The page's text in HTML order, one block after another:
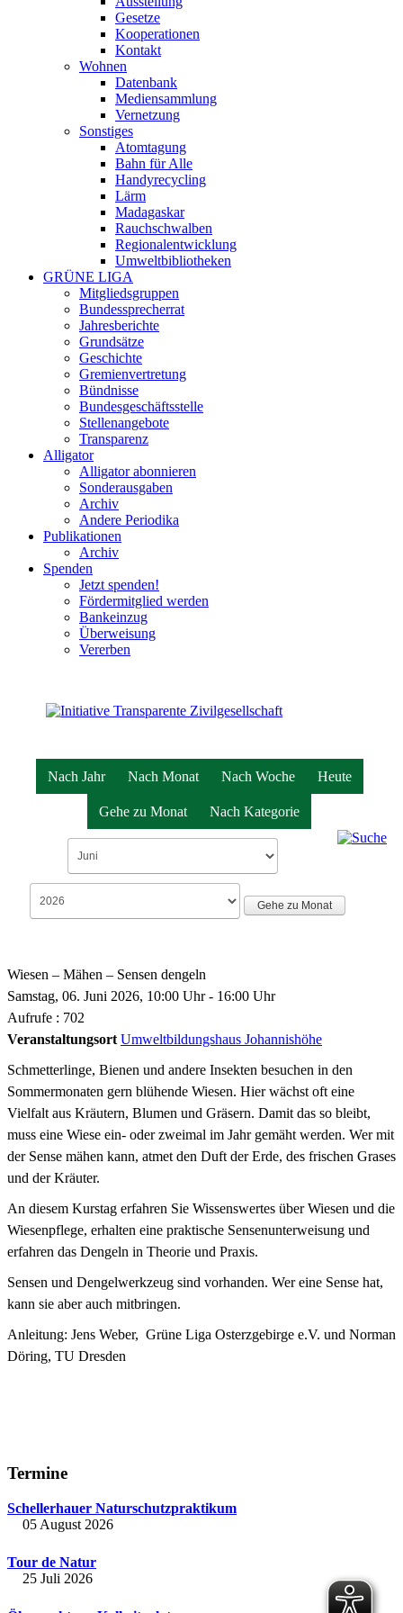
Gesetze
Kooperationen
Kontakt
Wohnen
Datenbank
Mediensammlung
Vernetzung
Sonstiges
Atomtagung
Bahn für Alle
Handyrecycling
Lärm
Madagaskar
Rauchschwalben
Regionalentwicklung
Umweltbibliotheken
GRÜNE LIGA
Mitgliedsgruppen
Bundessprecherrat
Jahresberichte
Grundsätze
Geschichte
Gremienvertretung
Bündnisse
Bundesgeschäftsstelle
Stellenangebote
Transparenz
Alligator
Alligator abonnieren
Sonderausgaben
Archiv
Andere Periodika
Publikationen
Archiv
Spenden
Jetzt spenden!
Fördermitglied werden
Bankeinzug
Überweisung
Vererben
Nach Jahr Nach Monat Nach Woche Heute
Gehe zu Monat Nach Kategorie
Gehe zu Monat
Wiesen – Mähen – Sensen dengeln
Samstag, 06. Juni 2026, 10:00 Uhr - 16:00 Uhr
Aufrufe : 702
Veranstaltungsort Umweltbildungshaus Johannishöhe
Schmetterlinge, Bienen und andere Insekten besuchen in den
Sommermonaten gern blühende Wiesen. Hier wächst oft eine
Vielfalt aus Kräutern, Blumen und Gräsern. Damit das so bleibt,
muss eine Wiese ein- oder zweimal im Jahr gemäht werden. Wer mit
der Sense mähen kann, atmet den Duft der Erde, des frischen Grases
und der Kräuter.
An diesem Kurstag erfahren Sie Wissenswertes über Wiesen und die
Wiesenpflege, erhalten eine praktische Sensenunterweisung und
erfahren das Dengeln in Theorie und Praxis.
Sensen und Dengelwerkzeug sind vorhanden. Wer eine Sense hat,
kann sie aber auch mitbringen.
Anleitung: Jens Weber, Grüne Liga Osterzgebirge e.V. und Norman
Döring, TU Dresden
Termine
Schellerhauer Naturschutzpraktikum
05 August 2026
Tour de Natur
25 Juli 2026